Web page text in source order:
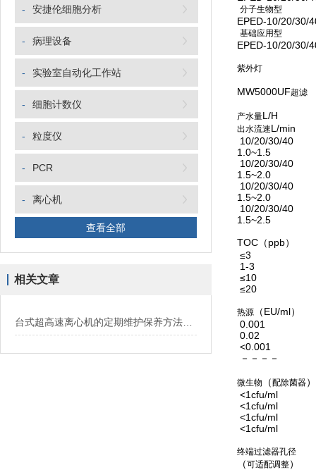
- 安捷伦细胞分析
- 病理设备
- 实验室自动化工作站
- 细胞计数仪
- 粒度仪
- PCR
- 离心机
查看全部
相关文章
分子生物型
EPED-10/20/30/
基础应用型
EPED-10/20/30/
紫外灯
MW5000UF超滤
产水量L/H
出水流速L/min
10/20/30/40
1.0~1.5
10/20/30/40
1.5~2.0
10/20/30/40
1.5~2.0
10/20/30/40
1.5~2.5
TOC（ppb）
≤3
1-3
≤10
≤20
热源 （EU/ml）
0.001
0.02
<0.001
－－－－
微生物 （配除菌器）
<1cfu/ml
<1cfu/ml
<1cfu/ml
<1cfu/ml
终端过滤器孔径
（可适配调整）